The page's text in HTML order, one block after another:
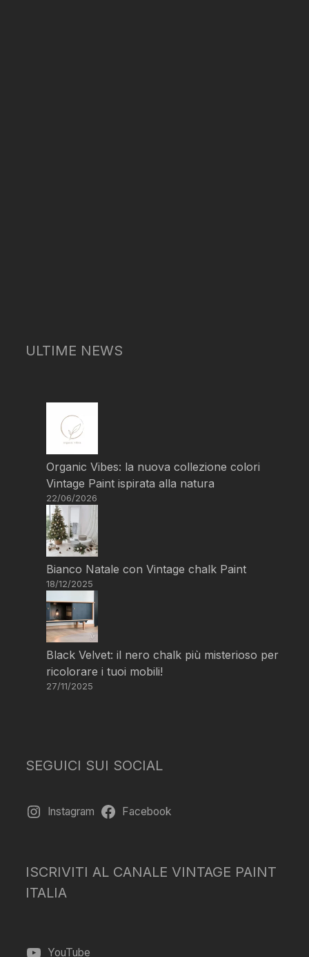
ULTIME NEWS
Organic Vibes: la nuova collezione colori
Vintage Paint ispirata alla natura
22/06/2026
Bianco Natale con Vintage chalk Paint
18/12/2025
Black Velvet: il nero chalk più misterioso per
ricolorare i tuoi mobili!
27/11/2025
SEGUICI SUI SOCIAL
Instagram Facebook
ISCRIVITI AL CANALE VINTAGE PAINT
ITALIA
YouTube